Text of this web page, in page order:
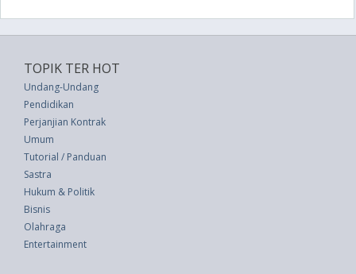
TOPIK TER HOT
Undang-Undang
Pendidikan
Perjanjian Kontrak
Umum
Tutorial / Panduan
Sastra
Hukum & Politik
Bisnis
Olahraga
Entertainment